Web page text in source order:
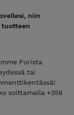
niin
tuotteen
Porista
tai
soittamalla +358